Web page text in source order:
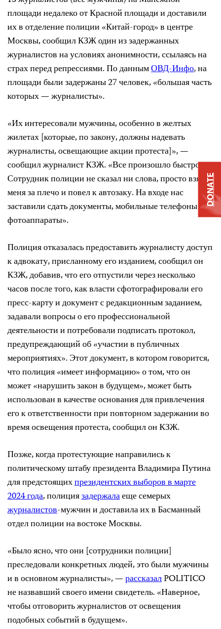
площади недалеко от Красной площади и доставили
их в отделение полиции «Китай-город» в центре
Москвы, сообщил КЗЖ один из задержанных
журналистов на условиях анонимности, ссылаясь на
страх перед репрессиями. По даннымОВД-Инфо, на
площади были задержаны 27 человек, «большая часть
которых — журналисты».
«Их интересовали мужчины, особенно в желтых
жилетах [которые, по закону, должны надевать
журналисты, освещающие акции протеста]», —
сообщил журналист КЗЖ. «Все произошло быстро.
Сотрудник полиции не сказал ни слова, просто взял
меня за плечо и повел к автозаку. На входе нас
заставили сдать документы, мобильные телефоны и
фотоаппараты».
Полиция отказалась предоставить журналисту доступ
к адвокату, присланному его изданием, сообщил он
КЗЖ, добавив, что его отпустили через несколько
часов после того, как власти сфотографировали его
пресс-карту и документ с редакционным заданием,
задавали вопросы о его профессиональной
деятельности и потребовали подписать протокол,
предупреждающий об «участии в публичных
мероприятиях». Этот документ, в котором говорится,
что полиция «имеет информацию» о том, что он
может «нарушить закон в будущем», может быть
использован в качестве основания для привлечения
его к ответственности при повторном задержании во
время освещения протеста, сообщил он КЗЖ.
Позже, когда протестующие направились к
политическому штабу президента Владимира Путина
для предстоящихпрезидентских выборов в марте
2024 года, полициязадержалаеще семерых
журналистов-мужчин и доставила их в Басманный
отдел полиции на востоке Москвы.
«Было ясно, что они [сотрудники полиции]
преследовали конкретных людей, это были мужчины
и в основном журналисты», —рассказалPOLITICO
не назвавший своего имени свидетель. «Наверное,
чтобы отговорить журналистов от освещения
подобных событий в будущем».
DONATE